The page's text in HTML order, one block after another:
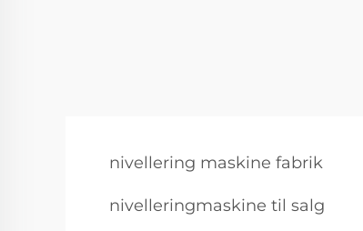
nivellering maskine fabrik
nivelleringmaskine til salg